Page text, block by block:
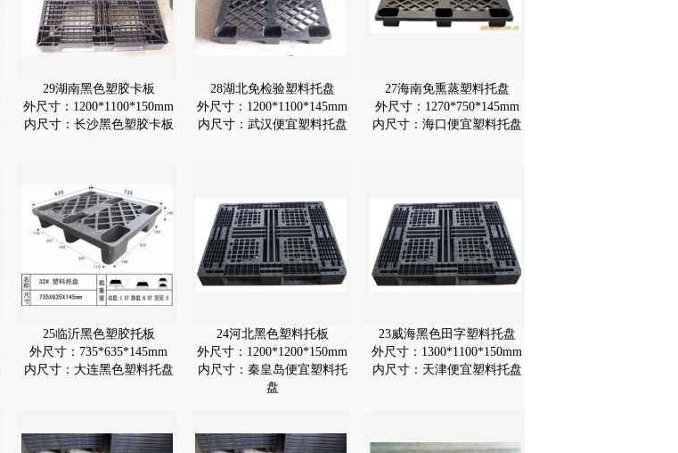
29湖南黑色塑胶卡板
外尺寸：1200*1100*150mm
内尺寸：长沙黑色塑胶卡板
28湖北免检验塑料托盘
外尺寸：1200*1100*145mm
内尺寸：武汉便宜塑料托盘
27海南免熏蒸塑料托盘
外尺寸：1270*750*145mm
内尺寸：海口便宜塑料托盘
25临沂黑色塑胶托板
外尺寸：735*635*145mm
内尺寸：大连黑色塑料托盘
24河北黑色塑料托板
外尺寸：1200*1200*150mm
内尺寸：秦皇岛便宜塑料托
盘
23威海黑色田字塑料托盘
外尺寸：1300*1100*150mm
内尺寸：天津便宜塑料托盘